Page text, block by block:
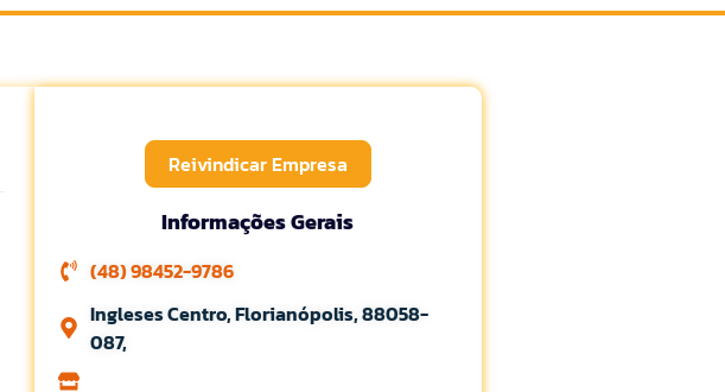
Reivindicar Empresa
Informações Gerais
(48) 98452-9786
Ingleses Centro, Florianópolis, 88058-
087,